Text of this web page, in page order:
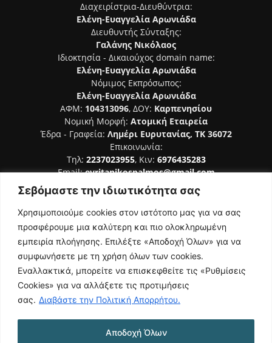
Σεβόμαστε την ιδιωτικότητα σας
Χρησιμοποιούμε cookies στον ιστότοπο μας για να σας
προσφέρουμε μια καλύτερη και πιο ολοκληρωμένη
εμπειρία πλοήγησης. Επιλέξτε «Αποδοχή Όλων» για να
συμφωνήσετε με τη χρήση όλων των cookies.
Εναλλακτικά, μπορείτε να επισκεφθείτε τις «Ρυθμίσεις
Cookies» για να αλλάξετε τις προτιμήσεις
σας. Διαβάστε την Πολιτική Απορρήτου.
Αποδοχή Όλων
Διαχειρίστρια-Διευθύντρια:
Ελένη-Ευαγγελία Αρωνιάδα
Διευθυντής Σύνταξης:
Γαλάνης Νικόλαος
Ιδιοκτησία - Δικαιούχος domain name:
Ελένη-Ευαγγελία Αρωνιάδα
Νόμιμος Εκπρόσωπος:
Ελένη-Ευαγγελία Αρωνιάδα
ΑΦΜ: 104313096, ΔΟΥ: Καρπενησίου
Νομική Μορφή: Ατομική Εταιρεία
Έδρα - Γραφεία: Λημέρι Ευρυτανίας, ΤΚ 36072
Επικοινωνία:
Τηλ: 2237023955, Κιν: 6976435283
Email:evritanikospalmos@gmail.com
Αριθμός Πιστοποίησης Μ.Η.Τ. 242044
ΑΚΟΛΟΥΘΗΣΕ ΜΑΣ
Όροι Χρήσης